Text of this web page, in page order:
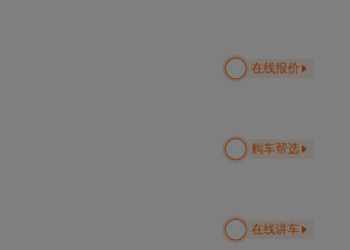
在线报价
购车帮选
在线讲车